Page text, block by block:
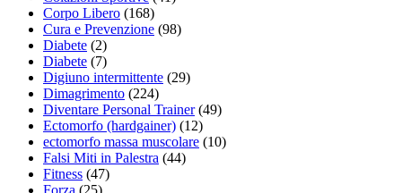
Corpo Libero (168)
Cura e Prevenzione (98)
Diabete (2)
Diabete (7)
Digiuno intermittente (29)
Dimagrimento (224)
Diventare Personal Trainer(49)
Ectomorfo (hardgainer) (12)
ectomorfo massa muscolare (10)
Falsi Miti in Palestra (44)
Fitness (47)